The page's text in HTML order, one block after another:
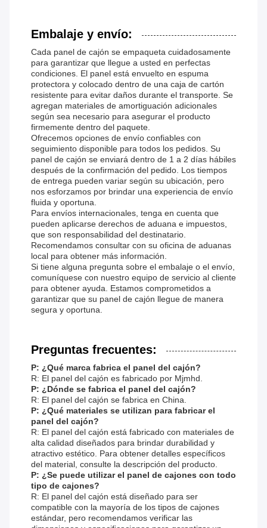
Embalaje y envío:
Cada panel de cajón se empaqueta cuidadosamente
para garantizar que llegue a usted en perfectas
condiciones. El panel está envuelto en espuma
protectora y colocado dentro de una caja de cartón
resistente para evitar daños durante el transporte. Se
agregan materiales de amortiguación adicionales
según sea necesario para asegurar el producto
firmemente dentro del paquete.
Ofrecemos opciones de envío confiables con
seguimiento disponible para todos los pedidos. Su
panel de cajón se enviará dentro de 1 a 2 días hábiles
después de la confirmación del pedido. Los tiempos
de entrega pueden variar según su ubicación, pero
nos esforzamos por brindar una experiencia de envío
fluida y oportuna.
Para envíos internacionales, tenga en cuenta que
pueden aplicarse derechos de aduana e impuestos,
que son responsabilidad del destinatario.
Recomendamos consultar con su oficina de aduanas
local para obtener más información.
Si tiene alguna pregunta sobre el embalaje o el envío,
comuníquese con nuestro equipo de servicio al cliente
para obtener ayuda. Estamos comprometidos a
garantizar que su panel de cajón llegue de manera
segura y oportuna.
Preguntas frecuentes:
P: ¿Qué marca fabrica el panel del cajón?
R: El panel del cajón es fabricado por Mjmhd.
P: ¿Dónde se fabrica el panel del cajón?
R: El panel del cajón se fabrica en China.
P: ¿Qué materiales se utilizan para fabricar el
panel del cajón?
R: El panel del cajón está fabricado con materiales de
alta calidad diseñados para brindar durabilidad y
atractivo estético. Para obtener detalles específicos
del material, consulte la descripción del producto.
P: ¿Se puede utilizar el panel de cajones con todo
tipo de cajones?
R: El panel del cajón está diseñado para ser
compatible con la mayoría de los tipos de cajones
estándar, pero recomendamos verificar las